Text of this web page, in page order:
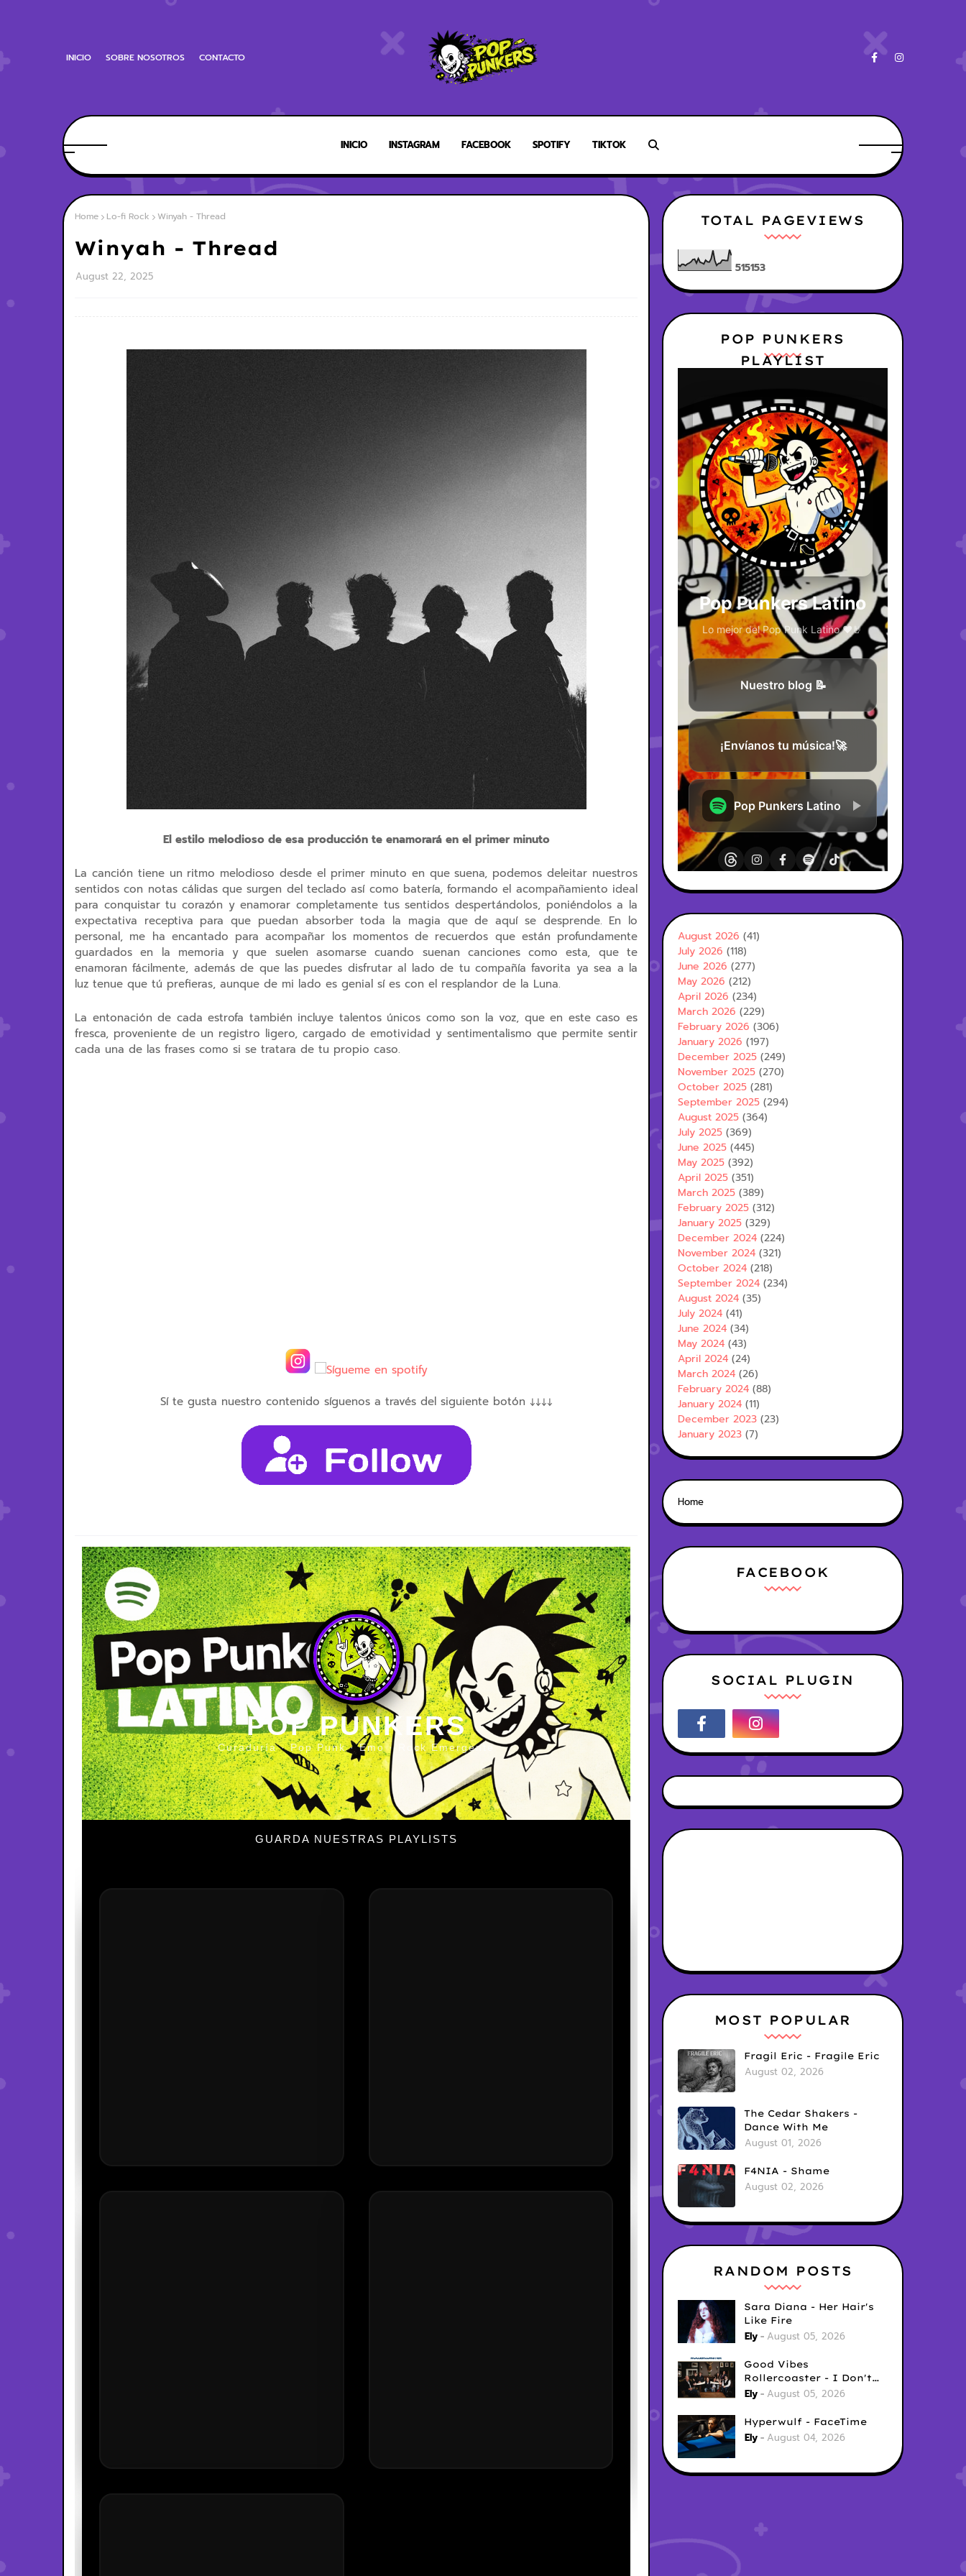
INICIO SOBRE NOSOTROS CONTACTO
INICIO INSTAGRAM FACEBOOK SPOTIFY TIKTOK
Home Lo-fi Rock Winyah - Thread
Winyah - Thread
August 22, 2025
El estilo melodioso de esa producción te enamorará en el primer minuto
La canción tiene un ritmo melodioso desde el primer minuto en que suena, podemos deleitar nuestros
sentidos con notas cálidas que surgen del teclado así como batería, formando el acompañamiento ideal
para conquistar tu corazón y enamorar completamente tus sentidos despertándolos, poniéndolos a la
expectativa receptiva para que puedan absorber toda la magia que de aquí se desprende. En lo
personal, me ha encantado para acompañar los momentos de recuerdos que están profundamente
guardados en la memoria y que suelen asomarse cuando suenan canciones como esta, que te
enamoran fácilmente, además de que las puedes disfrutar al lado de tu compañía favorita ya sea a la
luz tenue que tú prefieras, aunque de mi lado es genial sí es con el resplandor de la Luna.
La entonación de cada estrofa también incluye talentos únicos como son la voz, que en este caso es
fresca, proveniente de un registro ligero, cargado de emotividad y sentimentalismo que permite sentir
cada una de las frases como si se tratara de tu propio caso.
Sí te gusta nuestro contenido síguenos a través del siguiente botón ↓↓↓↓
POP PUNKERS
Curaduría · Pop Punk · Emo · Rock Emergente
GUARDA NUESTRAS PLAYLISTS
TOTAL PAGEVIEWS
515153
POP PUNKERS
PLAYLIST
August 2026 (41)
July 2026 (118)
June 2026 (277)
May 2026 (212)
April 2026 (234)
March 2026 (229)
February 2026 (306)
January 2026 (197)
December 2025 (249)
November 2025 (270)
October 2025 (281)
September 2025 (294)
August 2025 (364)
July 2025 (369)
June 2025 (445)
May 2025 (392)
April 2025 (351)
March 2025 (389)
February 2025 (312)
January 2025 (329)
December 2024 (224)
November 2024 (321)
October 2024 (218)
September 2024 (234)
August 2024 (35)
July 2024 (41)
June 2024 (34)
May 2024 (43)
April 2024 (24)
March 2024 (26)
February 2024 (88)
January 2024 (11)
December 2023 (23)
January 2023 (7)
Home
FACEBOOK
SOCIAL PLUGIN
MOST POPULAR
Fragil Eric - Fragile Eric
August 02, 2026
The Cedar Shakers -
Dance With Me
August 01, 2026
F4NIA - Shame
August 02, 2026
RANDOM POSTS
Sara Diana - Her Hair's
Like Fire
Ely August 05, 2026
Good Vibes
Rollercoaster - I Don't
Care
Ely August 05, 2026
Hyperwulf - FaceTime
Ely August 04, 2026